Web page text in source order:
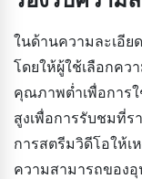
ในด้านความละเอีย
โดยให้ผู้ใช้เลือกคว
คุณภาพต่ำเพื่อการ
สูงเพื่อการรับชมที่ร
การสตรีมวิดีโอให้เ
ความสามารถของ